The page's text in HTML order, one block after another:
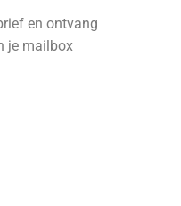
en ontvang
je mailbox